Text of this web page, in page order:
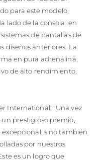
para este modelo,
lado de la consola en
de pantallas de
diseños anteriores. La
en pura adrenalina,
de alto rendimiento,
International: “Una vez
prestigioso premio,
excepcional, sino también
por nuestros
es un logro que